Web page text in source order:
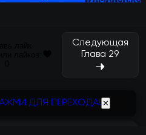
Следующая
Глава 29
ДЛЯ ПЕРЕХОДА! ✕